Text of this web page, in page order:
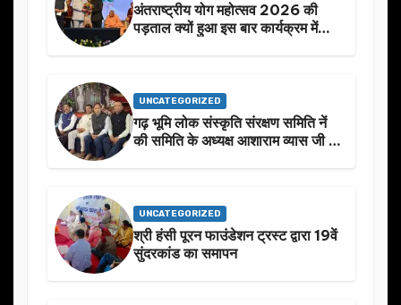
अंतराष्ट्रीय योग महोत्सव 2026 की
पड़ताल क्यों हुआ इस बार कार्यक्रम में
UNCATEGORIZED
गढ़ भूमि लोक संस्कृति संरक्षण समिति नें
की समिति के अध्यक्ष आशाराम व्यास जी के
UNCATEGORIZED
श्री हंसी पूरन फाउंडेशन ट्रस्ट द्वारा 19वें
सुंदरकांड का समापन